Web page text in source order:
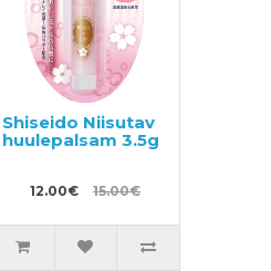
Shiseido Niisutav
huulepalsam 3.5g
12.00€ 15.00€